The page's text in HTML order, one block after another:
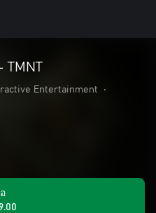
TMNT
Entertainment
•